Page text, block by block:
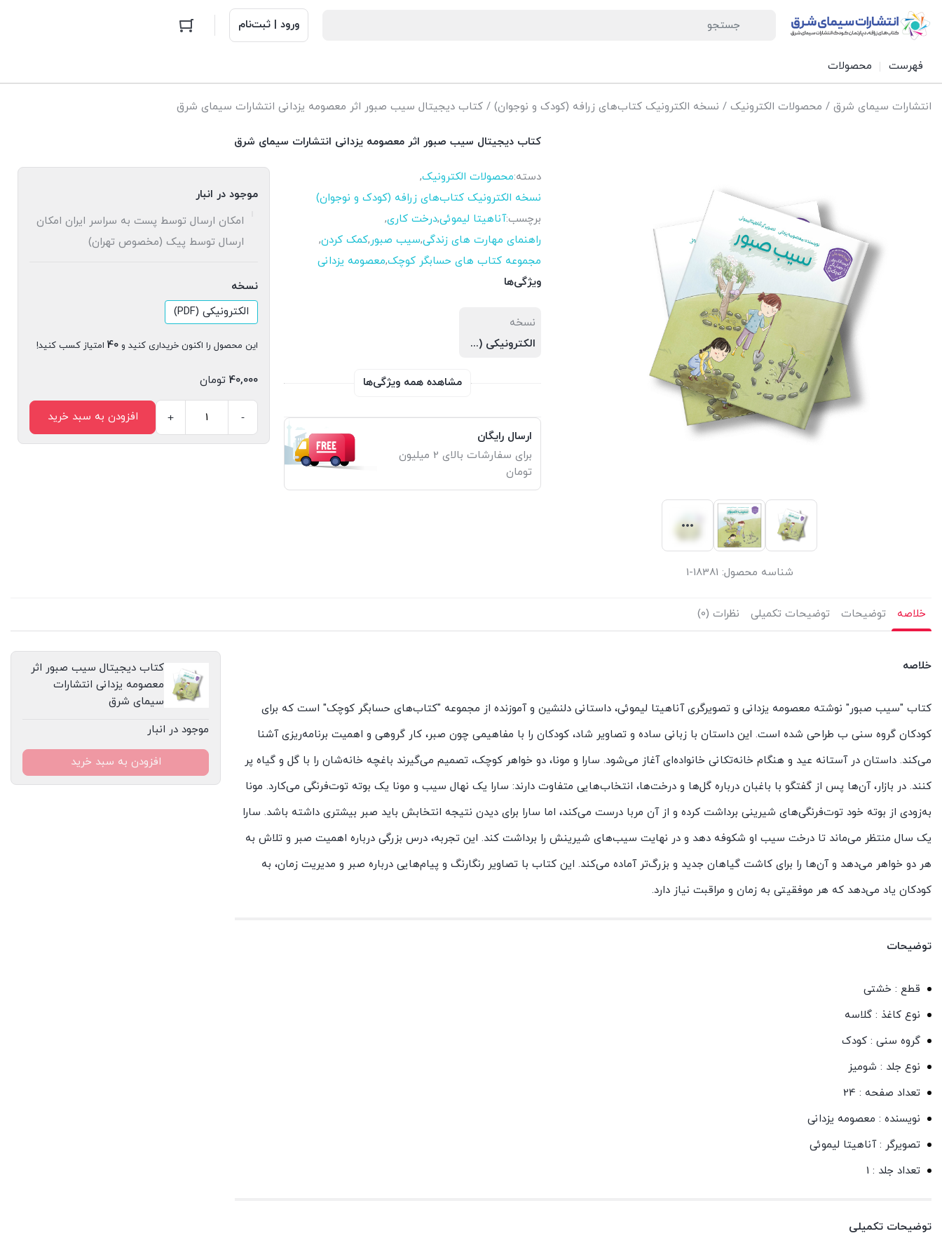
ورود | ثبت‌نام
فهرست محصولات
انتشارات سیمای شرق / محصولات الکترونیک / نسخه الکترونیک کتاب‌های زرافه (کودک و نوجوان) / کتاب دیجیتال سیب صبور اثر معصومه یزدانی انتشارات سیمای شرق
شناسه محصول: 18381-1
کتاب دیجیتال سیب صبور اثر معصومه یزدانی انتشارات سیمای شرق
دسته:محصولات الکترونیک,
نسخه الکترونیک کتاب‌های زرافه (کودک و نوجوان)
برچسب:آناهیتا لیموئی,درخت کاری,
راهنمای مهارت های زندگی,سیب صبور,کمک کردن,
مجموعه کتاب های حسابگر کوچک,معصومه یزدانی
ویژگی‌ها
نسخه
الکترونیکی (PDF)
مشاهده همه ویژگی‌ها
ارسال رایگان
برای سفارشات بالای 2 میلیون
تومان
موجود در انبار
امکان ارسال توسط پست به سراسر ایران امکان
ارسال توسط پیک (مخصوص تهران)
نسخه
الکترونیکی (PDF)
این محصول را اکنون خریداری کنید و 40 امتیاز کسب کنید!
40,000 تومان
دیجیتال
-
+ افزودن به سبد خرید
خلاصه توضیحات توضیحات تکمیلی نظرات (0)
خلاصه
کتاب "سیب صبور" نوشته معصومه یزدانی و تصویرگری آناهیتا لیموئی، داستانی دلنشین و آموزنده از مجموعه "کتاب‌های حسابگر کوچک" است که برای
کودکان گروه سنی ب طراحی شده است. این داستان با زبانی ساده و تصاویر شاد، کودکان را با مفاهیمی چون صبر، کار گروهی و اهمیت برنامه‌ریزی آشنا
می‌کند. داستان در آستانه عید و هنگام خانه‌تکانی خانواده‌ای آغاز می‌شود. سارا و مونا، دو خواهر کوچک، تصمیم می‌گیرند باغچه خانه‌شان را با گل و گیاه پر
کنند. در بازار، آن‌ها پس از گفتگو با باغبان درباره گل‌ها و درخت‌ها، انتخاب‌هایی متفاوت دارند: سارا یک نهال سیب و مونا یک بوته توت‌فرنگی می‌کارد. مونا
به‌زودی از بوته خود توت‌فرنگی‌های شیرینی برداشت کرده و از آن مربا درست می‌کند، اما سارا برای دیدن نتیجه انتخابش باید صبر بیشتری داشته باشد. سارا
یک سال منتظر می‌ماند تا درخت سیب او شکوفه دهد و در نهایت سیب‌های شیرینش را برداشت کند. این تجربه، درس بزرگی درباره اهمیت صبر و تلاش به
هر دو خواهر می‌دهد و آن‌ها را برای کاشت گیاهان جدید و بزرگ‌تر آماده می‌کند. این کتاب با تصاویر رنگارنگ و پیام‌هایی درباره صبر و مدیریت زمان، به
کودکان یاد می‌دهد که هر موفقیتی به زمان و مراقبت نیاز دارد.
توضیحات
قطع : خشتی
نوع کاغذ : گلاسه
گروه سنی : کودک
نوع جلد : شومیز
تعداد صفحه : 24
نویسنده : معصومه یزدانی
تصویرگر : آناهیتا لیموئی
تعداد جلد : 1
توضیحات تکمیلی
کتاب دیجیتال سیب صبور اثر
معصومه یزدانی انتشارات
سیمای شرق
موجود در انبار
افزودن به سبد خرید